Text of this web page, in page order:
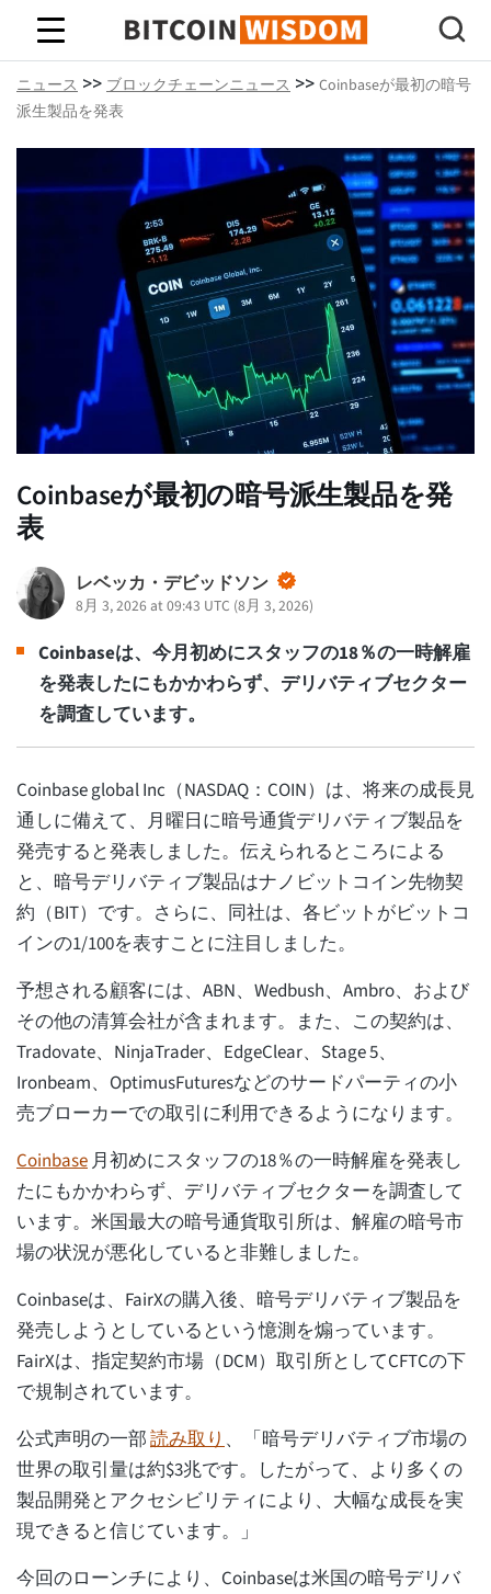
ビットコインの知恵
ニュース >> ブロックチェーンニュース >> Coinbaseが最初の暗号
派生製品を発表
Coinbaseが最初の暗号派生製品を発
表
レベッカ・デビッドソン
8月 3, 2026 at 09:43 UTC (8月 3, 2026)
Coinbaseは、今月初めにスタッフの18％の一時解雇
を発表したにもかかわらず、デリバティブセクター
を調査しています。
Coinbase global Inc（NASDAQ：COIN）は、将来の成長見
通しに備えて、月曜日に暗号通貨デリバティブ製品を
発売すると発表しました。伝えられるところによる
と、暗号デリバティブ製品はナノビットコイン先物契
約（BIT）です。さらに、同社は、各ビットがビットコ
インの1/100を表すことに注目しました。
予想される顧客には、ABN、Wedbush、Ambro、および
その他の清算会社が含まれます。また、この契約は、
Tradovate、NinjaTrader、EdgeClear、Stage 5、
Ironbeam、OptimusFuturesなどのサードパーティの小
売ブローカーでの取引に利用できるようになります。
Coinbase月初めにスタッフの18％の一時解雇を発表し
たにもかかわらず、デリバティブセクターを調査して
います。米国最大の暗号通貨取引所は、解雇の暗号市
場の状況が悪化していると非難しました。
Coinbaseは、FairXの購入後、暗号デリバティブ製品を
発売しようとしているという憶測を煽っています。
FairXは、指定契約市場（DCM）取引所としてCFTCの下
で規制されています。
公式声明の一部読み取り、「暗号デリバティブ市場の
世界の取引量は約$3兆です。したがって、より多くの
製品開発とアクセシビリティにより、大幅な成長を実
現できると信じています。」
今回のローンチにより、Coinbaseは米国の暗号デリバ